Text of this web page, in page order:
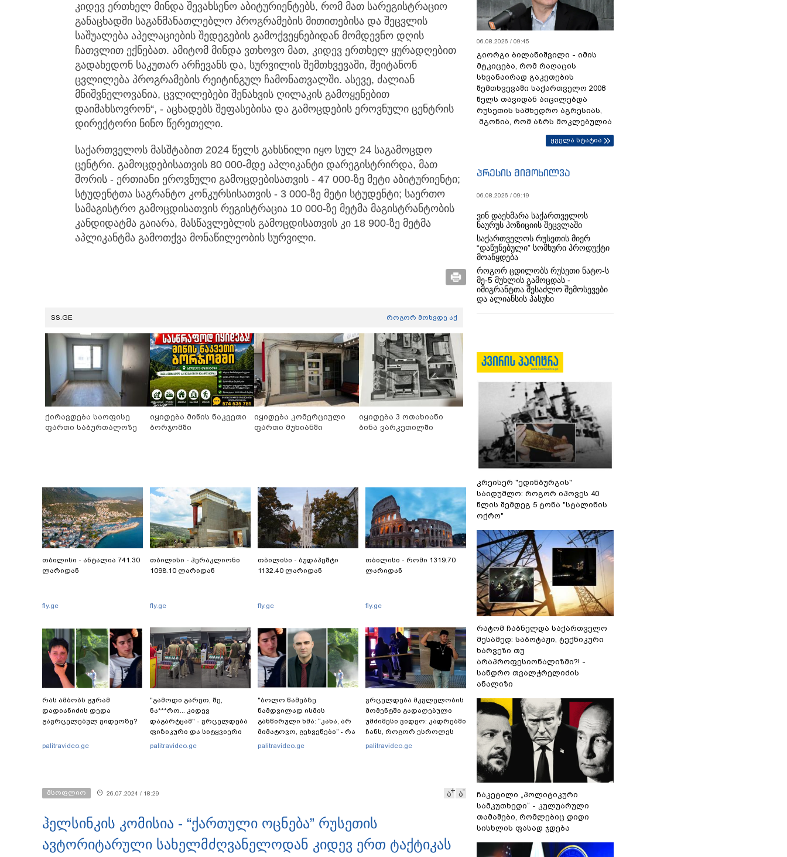
კიდევ ერთხელ მინდა შევახსენო აბიტურიენტებს, რომ მათ სარეგისტრაციო
განაცხადში საგანმანათლებლო პროგრამების მითითებისა და შეცვლის
საშუალება აპელაციების შედეგების გამოქვეყნებიდან მომდევნო დღის
ჩათვლით ექნებათ. ამიტომ მინდა ვთხოვო მათ, კიდევ ერთხელ ყურადღებით
გადახედონ საკუთარ არჩევანს და, სურვილის შემთხვევაში, შეიტანონ
ცვლილება პროგრამების რეიტინგულ ჩამონათვალში. ასევე, ძალიან
მნიშვნელოვანია, ცვლილებები შენახვის ღილაკის გამოყენებით
დაიმახსოვრონ“, - აცხადებს შეფასებისა და გამოცდების ეროვნული ცენტრის
დირექტორი ნინო წერეთელი.
საქართველოს მასშტაბით 2024 წელს გახსნილი იყო სულ 24 საგამოცდო
ცენტრი. გამოცდებისათვის 80 000-მდე აპლიკანტი დარეგისტრირდა, მათ
შორის - ერთიანი ეროვნული გამოცდებისათვის - 47 000-ზე მეტი აბიტურიენტი;
სტუდენტთა საგრანტო კონკურსისათვის - 3 000-ზე მეტი სტუდენტი; საერთო
სამაგისტრო გამოცდისათვის რეგისტრაცია 10 000-ზე მეტმა მაგისტრანტობის
კანდიდატმა გაიარა, მასწავლებლის გამოცდისათვის კი 18 900-ზე მეტმა
აპლიკანტმა გამოთქვა მონაწილეობის სურვილი.
SS.GE როგორ მოხვდე აქ
ქირავდება საოფისე
ფართი საბურთალოზე
იყიდება მიწის ნაკვეთი
ბორჯომში
იყიდება კომერციული
ფართი მუხიანში
იყიდება 3 ოთახიანი
ბინა ვარკეთილში
თბილისი - ანტალია 741.30
ლარიდან
fly.ge
თბილისი - ჰერაკლიონი
1098.10 ლარიდან
fly.ge
თბილისი - ბუდაპეშტი
1132.40 ლარიდან
fly.ge
თბილისი - რომი 1319.70
ლარიდან
fly.ge
რას ამბობს გურამ
დადიანიძის დედა
გავრცელებულ ვიდეოზე?
palitravideo.ge
"გამოდი გარეთ, შე,
ნა***რო... კიდევ
დაგარტყამ" - ვრცელდება
ფიზიკური და სიტყვიერი
დაპირისპირების კადრები
palitravideo.ge
"ბოლო წამებზე
ნამდვილად ისმის
განწირული ხმა: “კახა, არ
მიმატოვო, გეხვეწები” - რა
წერს და რა ვიდეოს
palitravideo.ge
ვრცელდება მკვლელობის
მომენტში გადაღებული
უმძიმესი ვიდეო: კადრებში
ჩანს, როგორ ესროლეს
ცნობილ "ტიკტოკერს"
palitravideo.ge
მსოფლიო 26.07.2024 / 18:29 ა ა
ჰელსინკის კომისია - “ქართული ოცნება” რუსეთის
ავტორიტარული სახელმძღვანელოდან კიდევ ერთ ტაქტიკას
06.08.2026 / 09:45
გიორგი ბილანიშვილი - იმის
მტკიცება, რომ რაღაცის
სხვანაირად გაკეთების
შემთხვევაში საქართველო 2008
წელს თავიდან აიცილებდა
რუსეთის სამხედრო აგრესიას,
მგონია, რომ აზრს მოკლებულია
ყველა სტატია
პრესის მიმოხილვა
06.08.2026 / 09:19
ვინ დაეხმარა საქართველოს
ნაურუს პოზიციის შეცვლაში
საქართველოს რუსეთის მიერ
“დაწუნებული” სომხური პროდუქტი
მოაწყდება
როგორ ცდილობს რუსეთი ნატო-ს
მე-5 მუხლის გამოცდას -
იმიგრანტთა შესაძლო შემოსევები
და ალიანსის პასუხი
კრეისერ "ედინბურგის"
საიდუმლო: როგორ იპოვეს 40
წლის შემდეგ 5 ტონა "სტალინის
ოქრო"
რატომ ჩაბნელდა საქართველო
მესამედ: საბოტაჟი, ტექნიკური
ხარვეზი თუ
არაპროფესიონალიზმი?! -
სანდრო თვალჭრელიძის
ანალიზი
ჩაკეტილი „პოლიტიკური
სამკუთხედი“ - კულუარული
თამაშები, რომლებიც დიდი
სისხლის ფასად ჯდება